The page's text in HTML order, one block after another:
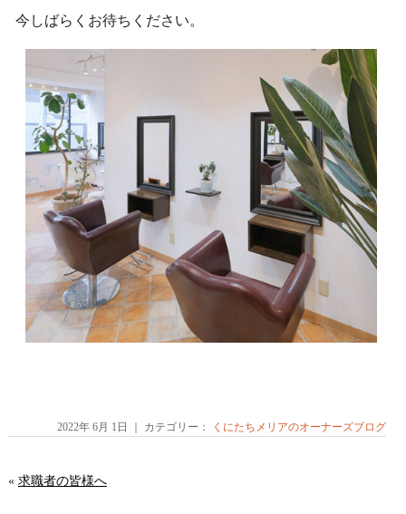
今しばらくお待ちください。
2022年 6月 1日 ｜ カテゴリー： くにたちメリアのオーナーズブログ
« 求職者の皆様へ